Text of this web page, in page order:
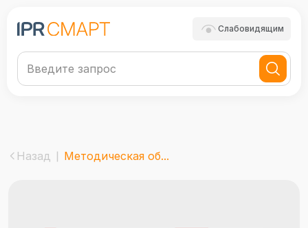
Слабовидящим
Назад Методическая об...